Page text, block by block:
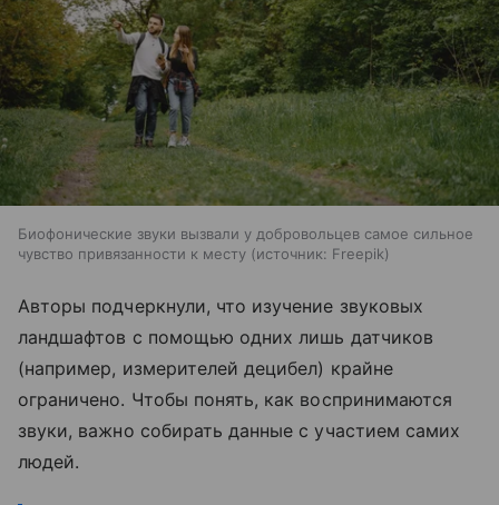
Биофонические звуки вызвали у добровольцев самое сильное
чувство привязанности к месту
источник: Freepik
Авторы подчеркнули, что изучение звуковых
ландшафтов с помощью одних лишь датчиков
(например, измерителей децибел) крайне
ограничено. Чтобы понять, как воспринимаются
звуки, важно собирать данные с участием самих
людей.